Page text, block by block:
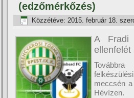
(edzőmérkőzés)
Közzétéve: 2015. február 18.
A Fradi
ellenfelét
meccsén
Héví­zen.